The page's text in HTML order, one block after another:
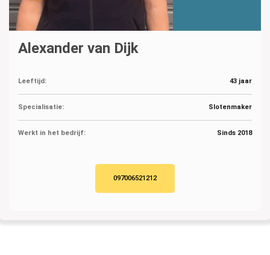
Alexander van Dijk
Leeftijd: 43 jaar
Specialisatie: Slotenmaker
Werkt in het bedrijf: Sinds 2018
097006521212